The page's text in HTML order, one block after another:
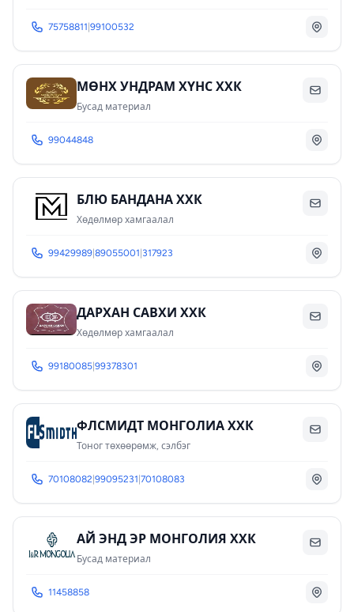
75758811 99100532
МӨНХ УНДРАМ ХҮНС ХХК
Бусад материал
99044848
БЛЮ БАНДАНА ХХК
Хөдөлмөр хамгаалал
99429989 89055001 317923
ДАРХАН САВХИ ХХК
Хөдөлмөр хамгаалал
99180085 99378301
ФЛСМИДТ МОНГОЛИА ХХК
Тоног төхөөрөмж, сэлбэг
70108082 99095231 70108083
АЙ ЭНД ЭР МОНГОЛИЯ ХХК
Бусад материал
11458858